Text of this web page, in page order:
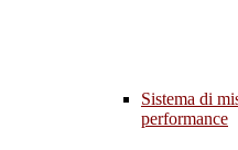
Sistema di
performance